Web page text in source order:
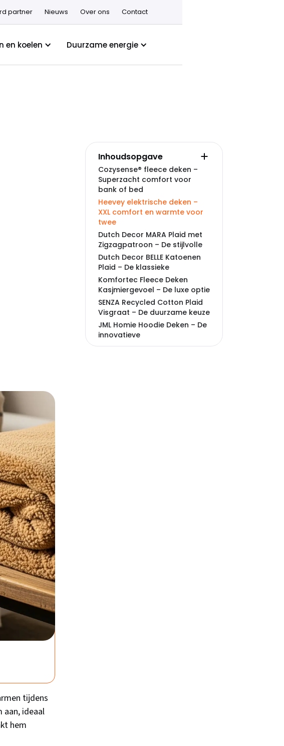
partner Nieuws Over ons Contact
en koelen Duurzame energie
2025
het
-
tijdens
aan, ideaal
hem
Inhoudsopgave
Cozysense® fleece deken –
Superzacht comfort voor
bank of bed
Heevey elektrische deken –
XXL comfort en warmte voor
twee
Dutch Decor MARA Plaid met
Zigzagpatroon – De stijlvolle
Dutch Decor BELLE Katoenen
Plaid – De klassieke
Komfortec Fleece Deken
Kasjmiergevoel – De luxe optie
SENZA Recycled Cotton Plaid
Visgraat – De duurzame keuze
JML Homie Hoodie Deken – De
innovatieve
Tiseco SUZETTE Mousseline